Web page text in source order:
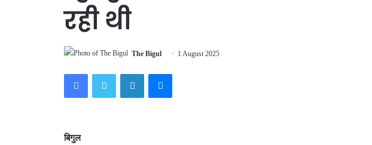
रही थी
The Bigul 1 August 2025
FacebookTwitter LinkedInMessenger
बिगुल